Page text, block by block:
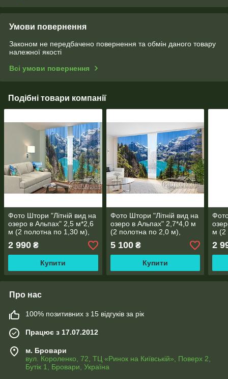
Умови повернення
Законом не передбачено повернення та обмін даного товару
належної якості
Всі умови повернення
Подібні товари компанії
Фото Штори "Літній вид на
озеро в Альпах" 2,5 м*2,6
м (2 полотна по 1,30 м),
тасьма
2 990 ₴
Купити
Фото Штори "Літній вид на
озеро в Альпах" 2,7*4,0 м
(2 полотна по 2,0 м),
тасьма
5 100₴
Купити
м (2
2
Про нас
100% позитивних з 15 відгуків за рік
Працює з 17.07.2012
м. Бровари
вул. Короленко, 72, ТЦ «Ринок на Київській», Поверх 2,
Бутік 1, Бровари, Україна